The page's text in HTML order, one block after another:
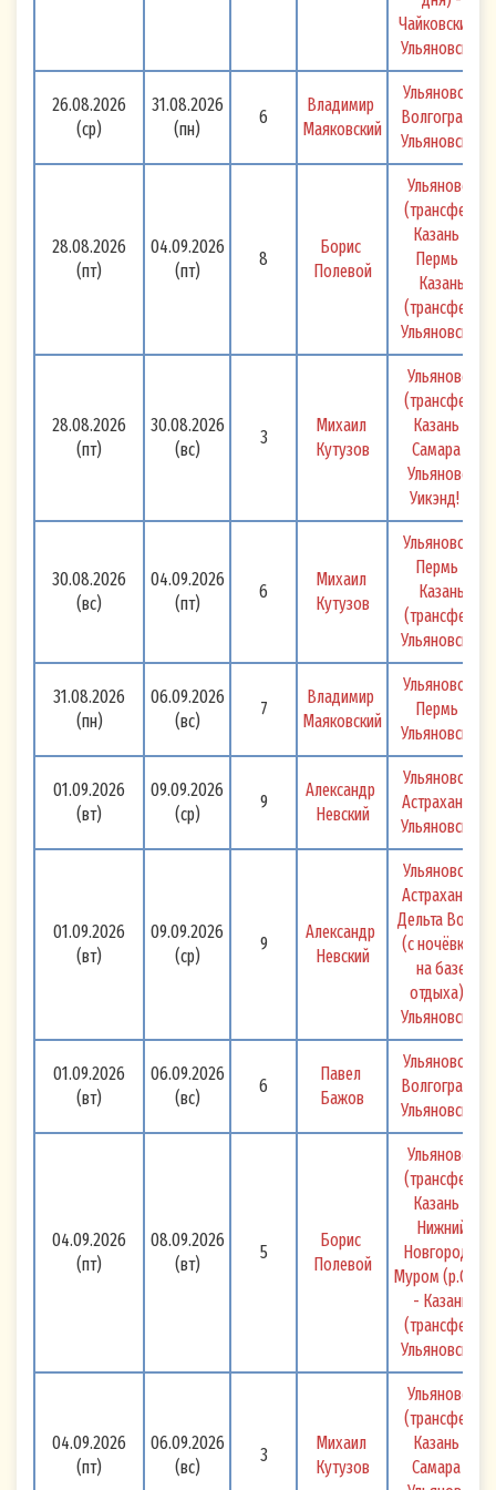
Чайковский -
Ульяновск
26.08.2026
(ср)
31.08.2026
(пн)
6
Владимир
Маяковский
Ульяновск -
Волгоград -
Ульяновск
28.08.2026
(пт)
04.09.2026
(пт)
8
Борис
Полевой
Ульяновск
(трансфер)
Казань -
Пермь -
Казань
(трансфер)
Ульяновск
28.08.2026
(пт)
30.08.2026
(вс)
3
Михаил
Кутузов
Ульяновск
(трансфер)
Казань -
Самара -
Ульяновск
Уикэнд!
30.08.2026
(вс)
04.09.2026
(пт)
6
Михаил
Кутузов
Ульяновск -
Пермь -
Казань
(трансфер)
Ульяновск
31.08.2026
(пн)
06.09.2026
(вс)
7
Владимир
Маяковский
Ульяновск -
Пермь -
Ульяновск
01.09.2026
(вт)
09.09.2026
(ср)
9
Александр
Невский
Ульяновск -
Астрахань -
Ульяновск
01.09.2026
(вт)
09.09.2026
(ср)
9
Александр
Невский
Ульяновск -
Астрахань +
Дельта Волги
(с ночёвкой
на базе
отдыха) -
Ульяновск
01.09.2026
(вт)
06.09.2026
(вс)
6
Павел
Бажов
Ульяновск -
Волгоград -
Ульяновск
04.09.2026
(пт)
08.09.2026
(вт)
5
Борис
Полевой
Ульяновск
(трансфер)
Казань -
Нижний
Новгород -
Муром (р.Ока)
- Казань
(трансфер)
Ульяновск
04.09.2026
(пт)
06.09.2026
(вс)
3
Михаил
Кутузов
Ульяновск
(трансфер)
Казань -
Самара -
может быть отозвано в любое время мною или
моим законным (уполномоченным)
представителем путем направления
письменного заявления в ООО «Большой
МАЯК» или его законному (уполномоченному)
почтовый адрес, указанный в настоящем
Согласии.